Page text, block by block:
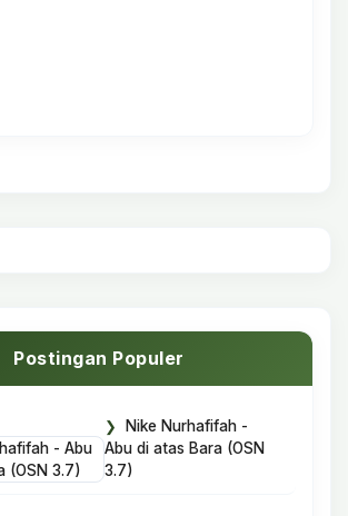
Postingan Populer
Nike Nurhafifah -
Abu di atas Bara (OSN
3.7)